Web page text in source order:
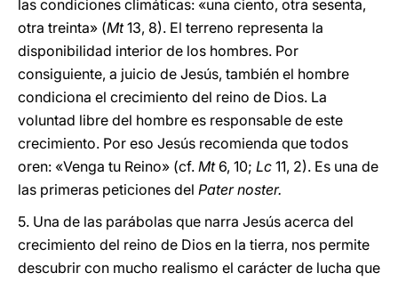
las condiciones climáticas: «una ciento, otra sesenta,
otra treinta» (Mt13, 8). El terreno representa la
disponibilidad interior de los hombres. Por
consiguiente, a juicio de Jesús, también el hombre
condiciona el crecimiento del reino de Dios. La
voluntad libre del hombre es responsable de este
crecimiento. Por eso Jesús recomienda que todos
oren: «Venga tu Reino» (cf. Mt 6, 10; Lc 11, 2). Es una de
las primeras peticiones del Pater noster.
5. Una de las parábolas que narra Jesús acerca del
crecimiento del reino de Dios en la tierra, nos permite
descubrir con mucho realismo el carácter de lucha que